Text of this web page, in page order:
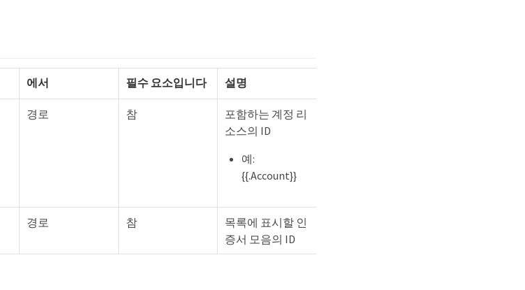
에서 필수 요소입니다 설명
경로 참
포함하는 계정 리
소스의 ID
예:
{{.Account}}
경로 참
목록에 표시할 인
증서 모음의 ID